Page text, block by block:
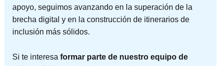
apoyo, seguimos avanzando en la superación de la
brecha digital y en la construcción de itinerarios de
inclusión más sólidos.
Si te interesa formar parte de nuestro equipo de